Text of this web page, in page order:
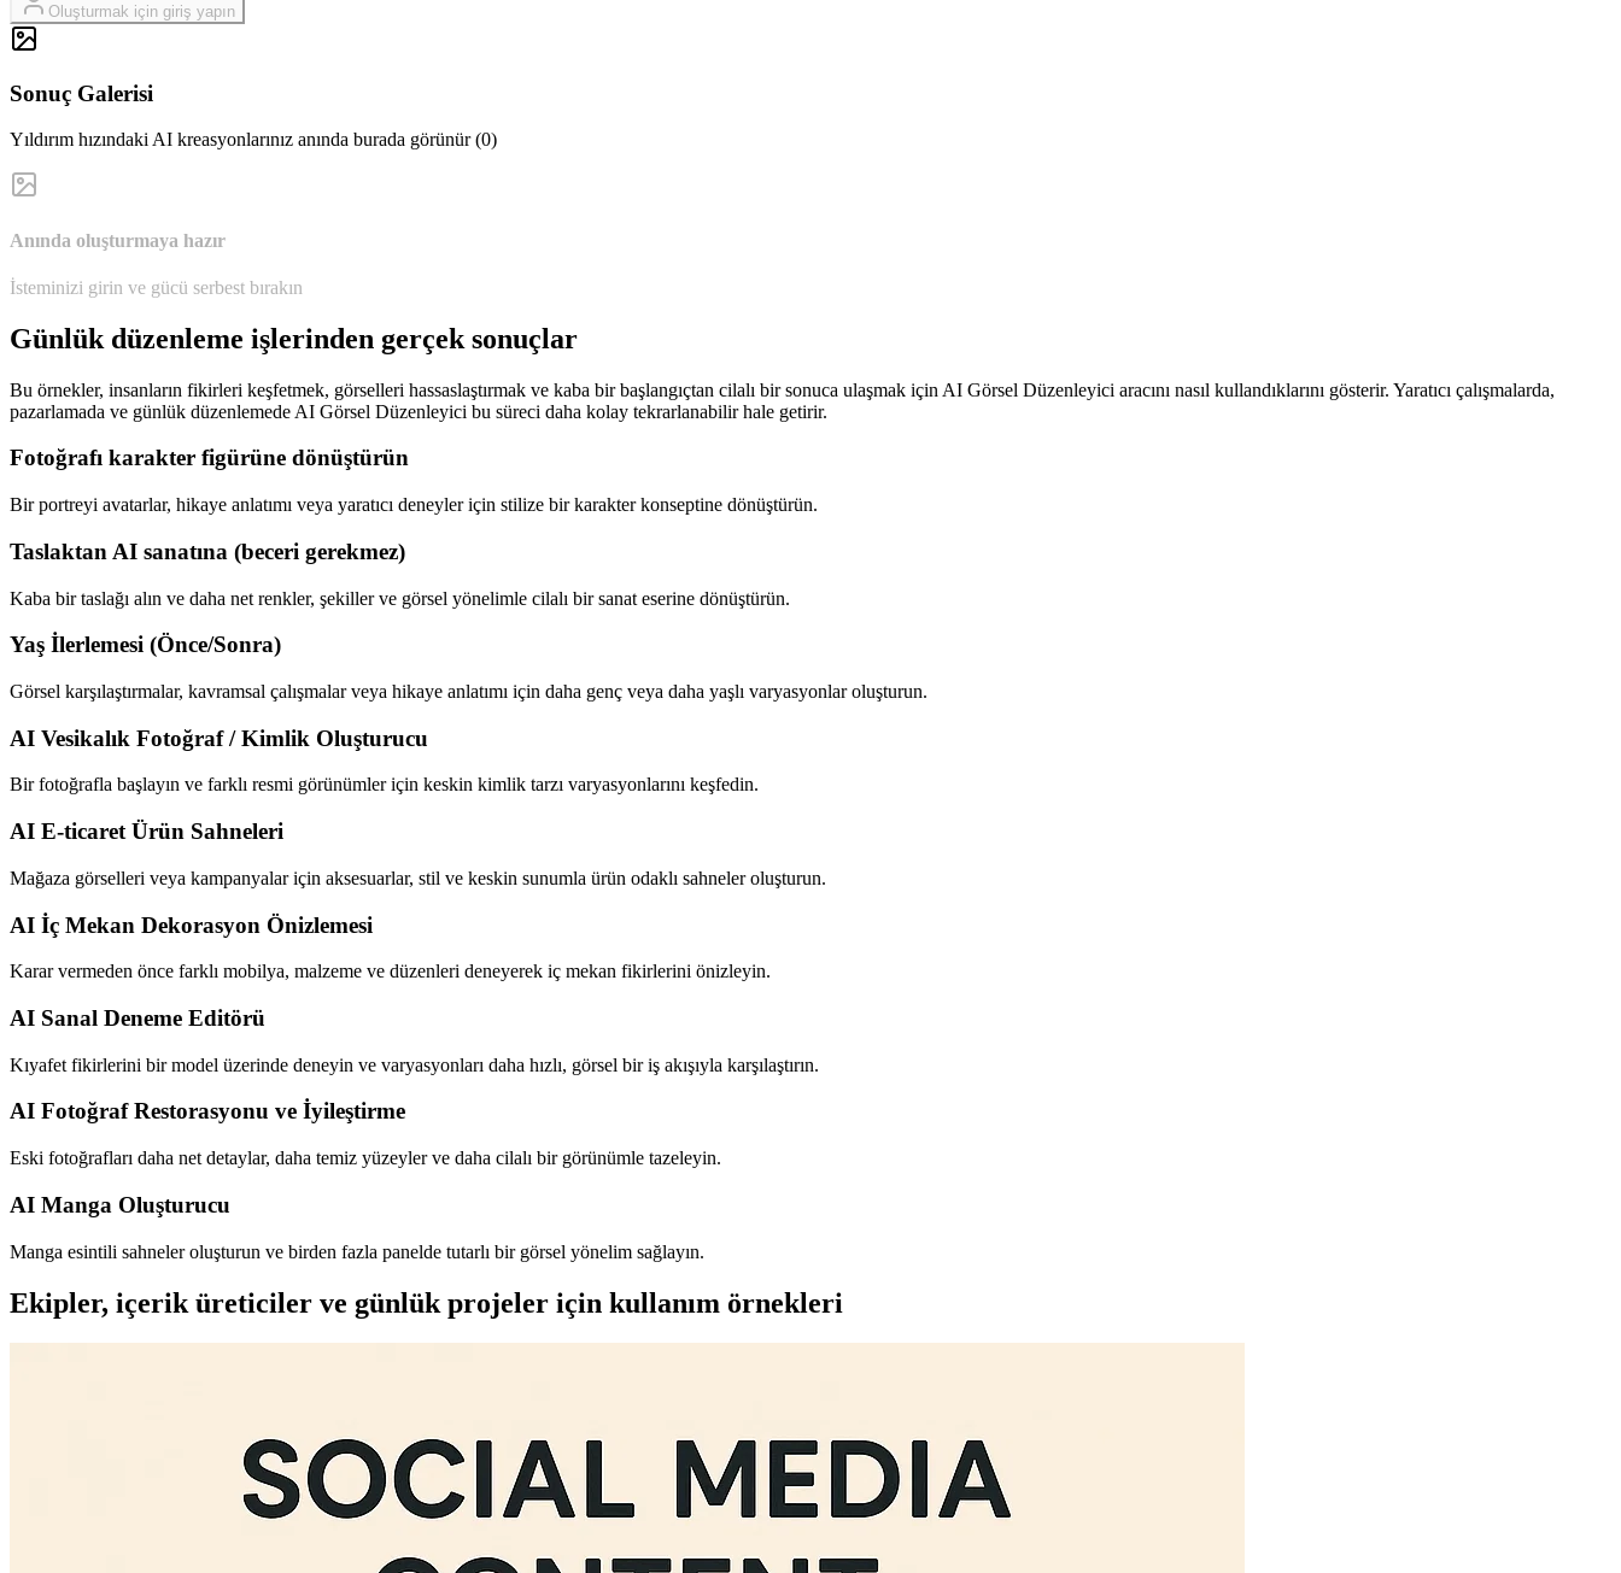
Oluşturmak için giriş yapın
Sonuç Galerisi
Yıldırım hızındaki AI kreasyonlarınız anında burada görünür (0)
Anında oluşturmaya hazır
İsteminizi girin ve gücü serbest bırakın
Günlük düzenleme işlerinden gerçek sonuçlar
Bu örnekler, insanların fikirleri keşfetmek, görselleri hassaslaştırmak ve kaba bir başlangıçtan cilalı bir sonuca ulaşmak için AI Görsel Düzenleyici aracını nasıl kullandıklarını gösterir. Yaratıcı çalışmalarda,
pazarlamada ve günlük düzenlemede AI Görsel Düzenleyici bu süreci daha kolay tekrarlanabilir hale getirir.
Fotoğrafı karakter figürüne dönüştürün
Bir portreyi avatarlar, hikaye anlatımı veya yaratıcı deneyler için stilize bir karakter konseptine dönüştürün.
Taslaktan AI sanatına (beceri gerekmez)
Kaba bir taslağı alın ve daha net renkler, şekiller ve görsel yönelimle cilalı bir sanat eserine dönüştürün.
Yaş İlerlemesi (Önce/Sonra)
Görsel karşılaştırmalar, kavramsal çalışmalar veya hikaye anlatımı için daha genç veya daha yaşlı varyasyonlar oluşturun.
AI Vesikalık Fotoğraf / Kimlik Oluşturucu
Bir fotoğrafla başlayın ve farklı resmi görünümler için keskin kimlik tarzı varyasyonlarını keşfedin.
AI E-ticaret Ürün Sahneleri
Mağaza görselleri veya kampanyalar için aksesuarlar, stil ve keskin sunumla ürün odaklı sahneler oluşturun.
AI İç Mekan Dekorasyon Önizlemesi
Karar vermeden önce farklı mobilya, malzeme ve düzenleri deneyerek iç mekan fikirlerini önizleyin.
AI Sanal Deneme Editörü
Kıyafet fikirlerini bir model üzerinde deneyin ve varyasyonları daha hızlı, görsel bir iş akışıyla karşılaştırın.
AI Fotoğraf Restorasyonu ve İyileştirme
Eski fotoğrafları daha net detaylar, daha temiz yüzeyler ve daha cilalı bir görünümle tazeleyin.
AI Manga Oluşturucu
Manga esintili sahneler oluşturun ve birden fazla panelde tutarlı bir görsel yönelim sağlayın.
Ekipler, içerik üreticiler ve günlük projeler için kullanım örnekleri